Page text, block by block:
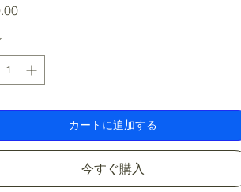
価
カートに追加する
今すぐ購入